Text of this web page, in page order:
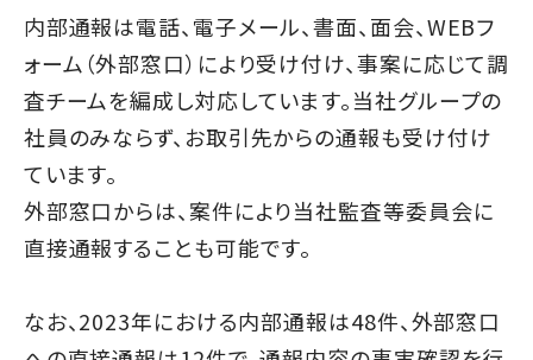
内部通報は電話、電子メール、書面、面会、WEBフ
ォーム（外部窓口）により受け付け、事案に応じて調
査チームを編成し対応しています。当社グループの
社員のみならず、お取引先からの通報も受け付け
ています。
外部窓口からは、案件により当社監査等委員会に
直接通報することも可能です。
なお、2023年における内部通報は48件、外部窓口